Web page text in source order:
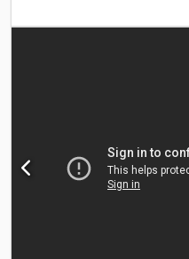
wielbasis:8.000 mm, Bouwjaar:
accessoires = - Luchtvering
Achterbanden: 385/55 R 22.5
informatie Neem contact op